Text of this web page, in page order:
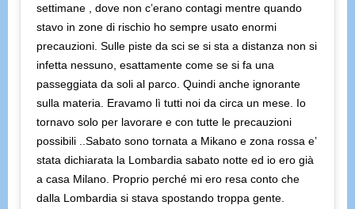
settimane , dove non c’erano contagi mentre quando
stavo in zone di rischio ho sempre usato enormi
precauzioni. Sulle piste da sci se si sta a distanza non si
infetta nessuno, esattamente come se si fa una
passeggiata da soli al parco. Quindi anche ignorante
sulla materia. Eravamo lì tutti noi da circa un mese. Io
tornavo solo per lavorare e con tutte le precauzioni
possibili ..Sabato sono tornata a Mikano e zona rossa e’
stata dichiarata la Lombardia sabato notte ed io ero già
a casa Milano. Proprio perché mi ero resa conto che
dalla Lombardia si stava spostando troppa gente.